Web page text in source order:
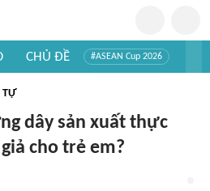
CHỦ ĐỀ #ASEAN Cup 2026
TỰ
dây sản xuất thực
cho trẻ em?